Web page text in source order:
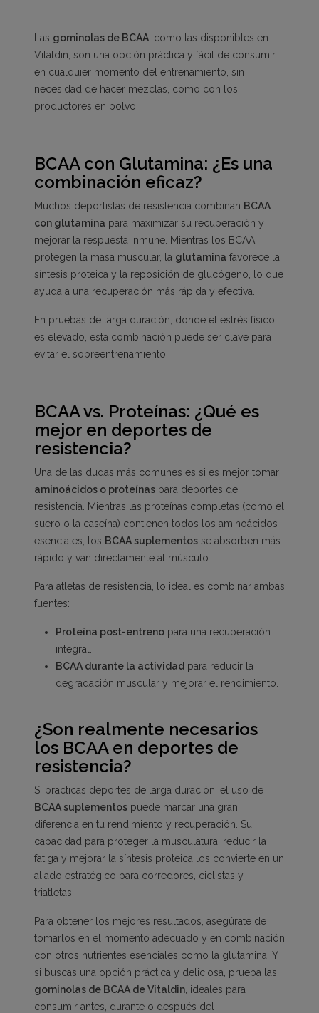
Las gominolas de BCAA , como las disponibles en
Vitaldin , son una opción práctica y fácil de consumir
en cualquier momento del entrenamiento, sin
necesidad de hacer mezclas, como con los
productores en polvo.
BCAA con Glutamina: ¿Es una
combinación eficaz?
Muchos deportistas de resistencia combinan BCAA
con glutamina para maximizar su recuperación y
mejorar la respuesta inmune. Mientras los BCAA
protegen la masa muscular, la glutamina favorece la
síntesis proteica y la reposición de glucógeno, lo que
ayuda a una recuperación más rápida y efectiva.
En pruebas de larga duración, donde el estrés físico
es elevado, esta combinación puede ser clave para
evitar el sobreentrenamiento.
BCAA vs. Proteínas: ¿Qué es
mejor en deportes de
resistencia?
Una de las dudas más comunes es si es mejor tomar
aminoácidos o proteínas para deportes de
resistencia. Mientras las proteínas completas (como el
suero o la caseína) contienen todos los aminoácidos
esenciales, los BCAA suplementos se absorben más
rápido y van directamente al músculo.
Para atletas de resistencia, lo ideal es combinar ambas
fuentes:
Proteína post-entreno para una recuperación
integral.
BCAA durante la actividad para reducir la
degradación muscular y mejorar el rendimiento.
¿Son realmente necesarios
los BCAA en deportes de
resistencia?
Si practicas deportes de larga duración, el uso de
BCAA suplementos puede marcar una gran
diferencia en tu rendimiento y recuperación. Su
capacidad para proteger la musculatura, reducir la
fatiga y mejorar la síntesis proteica los convierte en un
aliado estratégico para corredores, ciclistas y
triatletas.
Para obtener los mejores resultados, asegúrate de
tomarlos en el momento adecuado y en combinación
con otros nutrientes esenciales como la glutamina. Y
si buscas una opción práctica y deliciosa, prueba las
gominolas de BCAA de Vitaldin , ideales para
consumir antes, durante o después del